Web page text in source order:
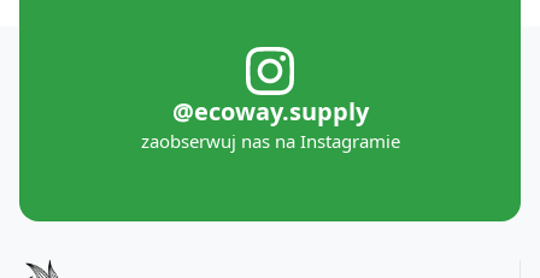
@ecoway.supply
zaobserwuj nas na Instagramie